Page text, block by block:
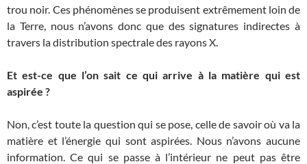
trou noir. Ces phénomènes se produisent extrêmement loin de
la Terre, nous n’avons donc que des signatures indirectes à
travers la distribution spectrale des rayons X.
Et est-ce que l’on sait ce qui arrive à la matière qui est
aspirée ?
Non, c’est toute la question qui se pose, celle de savoir où va la
matière et l’énergie qui sont aspirées. Nous n’avons aucune
information. Ce qui se passe à l’intérieur ne peut pas être